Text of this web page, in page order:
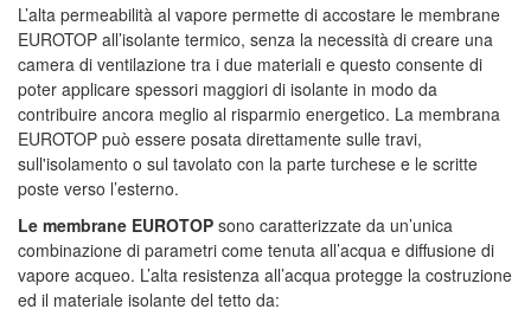
L’alta permeabilità al vapore permette di accostare le membrane
EUROTOP all’isolante termico, senza la necessità di creare una
camera di ventilazione tra i due materiali e questo consente di
poter applicare spessori maggiori di isolante in modo da
contribuire ancora meglio al risparmio energetico. La membrana
EUROTOP può essere posata direttamente sulle travi,
sull'isolamento o sul tavolato con la parte turchese e le scritte
poste verso l’esterno.
Le membrane EUROTOP sono caratterizzate da un’unica
combinazione di parametri come tenuta all’acqua e diffusione di
vapore acqueo. L’alta resistenza all’acqua protegge la costruzione
ed il materiale isolante del tetto da: